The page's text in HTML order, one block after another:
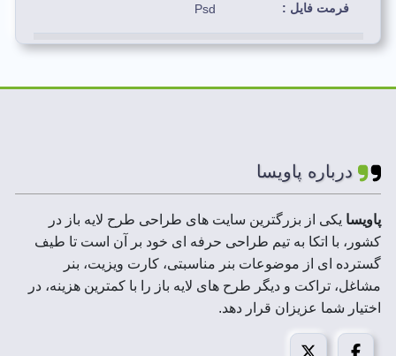
فرمت فایل : Psd
ابعاد فایل :
رزولوشن : 300 DPI
حجم فایل فشرده : 20 تا 200 MB
مد تصویر:
درباره پاویسا
پاویسا یکی از بزرگترین سایت های طراحی طرح لایه باز در
کشور، با اتکا به تیم طراحی حرفه ای خود بر آن است تا طیف
گسترده ای از موضوعات بنر مناسبتی، کارت ویزیت، بنر
مشاغل، تراکت و دیگر طرح های لایه باز را با کمترین هزینه، در
اختیار شما عزیزان قرار دهد.